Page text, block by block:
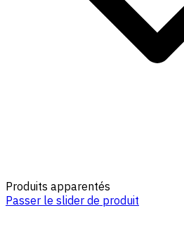
Produits apparentés
Passer le slider de produit